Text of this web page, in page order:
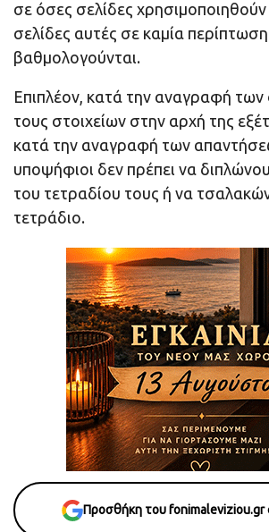
σε όσες σελίδες
σελίδες αυτές σε καμία
βαθμολογούνται.
Επιπλέον, κατά την αναγραφή
τους στοιχείων στην αρχή της
κατά την αναγραφή των
υποψήφιοι δεν πρέπει να
του τετραδίου τους ή να
τετράδιο.
Προσθήκη του fonimaleviziou.gr